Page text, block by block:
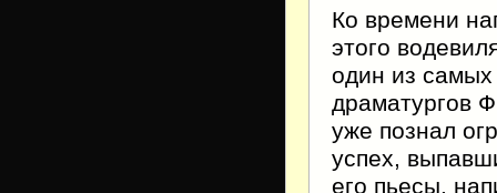
Ко времени
этого
один из самых
драматургов
уже познал
успех,
его пьесы,